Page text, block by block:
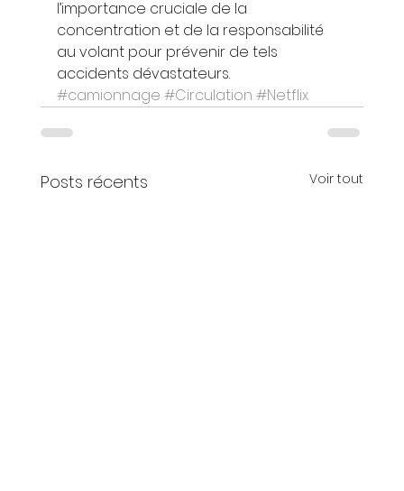
l’importance cruciale de la
concentration et de la responsabilité
au volant pour prévenir de tels
accidents dévastateurs.
#camionnage #Circulation #Netflix
Posts récents Voir tout